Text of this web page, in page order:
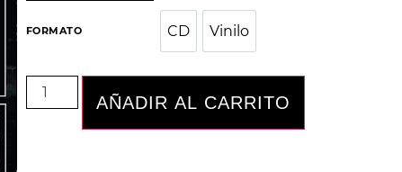
FORMATO CD CDVinilo
AÑADIR AL CARRITO